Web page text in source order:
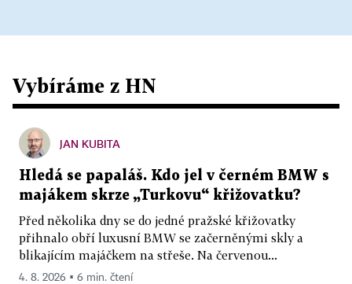
Vybíráme z HN
JAN KUBITA
Hledá se papaláš. Kdo jel v černém BMW s
majákem skrze „Turkovu“ křižovatku?
Před několika dny se do jedné pražské křižovatky
přihnalo obří luxusní BMW se začerněnými skly a
blikajícím majáčkem na střeše. Na červenou...
4. 8. 2026 ▪ 6 min. čtení